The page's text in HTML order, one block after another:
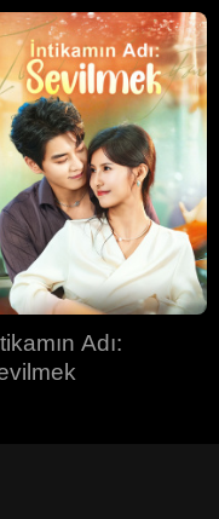
Adı: